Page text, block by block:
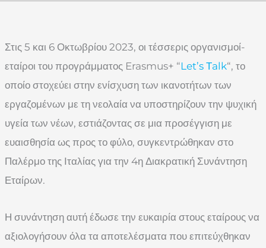
Στις 5 και 6 Οκτωβρίου 2023, οι τέσσερις οργανισμοί-
εταίροι του προγράμματος Erasmus+ “Let’s Τalk“, το
οποίο στοχεύει στην ενίσχυση των ικανοτήτων των
εργαζομένων με τη νεολαία να υποστηρίζουν την ψυχική
υγεία των νέων, εστιάζοντας σε μια προσέγγιση με
ευαισθησία ως προς το φύλο, συγκεντρώθηκαν στο
Παλέρμο της Ιταλίας για την 4η Διακρατική Συνάντηση
Εταίρων.
Η συνάντηση αυτή έδωσε την ευκαιρία στους εταίρους να
αξιολογήσουν όλα τα αποτελέσματα που επιτεύχθηκαν